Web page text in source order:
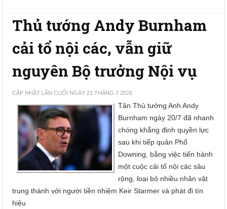
Thủ tướng Andy Burnham
cải tổ nội các, vẫn giữ
nguyên Bộ trưởng Nội vụ
CẬP NHẬT LẦN CUỐI NGÀY 21 THÁNG 7 2026
Tân Thủ tướng Anh Andy
Burnham ngày 20/7 đã nhanh
chóng khẳng định quyền lực
sau khi tiếp quản Phố
Downing, bằng việc tiến hành
một cuộc cải tổ nội các sâu
rộng, loại bỏ nhiều nhân vật
trung thành với người tiền nhiệm Keir Starmer và phát đi tín
hiệu